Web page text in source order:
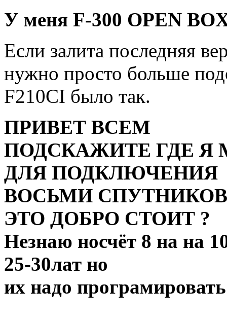
У меня F-300 OPEN
Если залита последняя
нужно просто больше
F210CI было так.
ПРИВЕТ ВСЕМ
ПОДСКАЖИТЕ ГДЕ Я
ДЛЯ ПОДКЛЮЧЕНИЯ
ВОСЬМИ
ЭТО ДОБРО СТОИТ ?
Незнаю носчёт 8 на на
25-30лат но
их надо